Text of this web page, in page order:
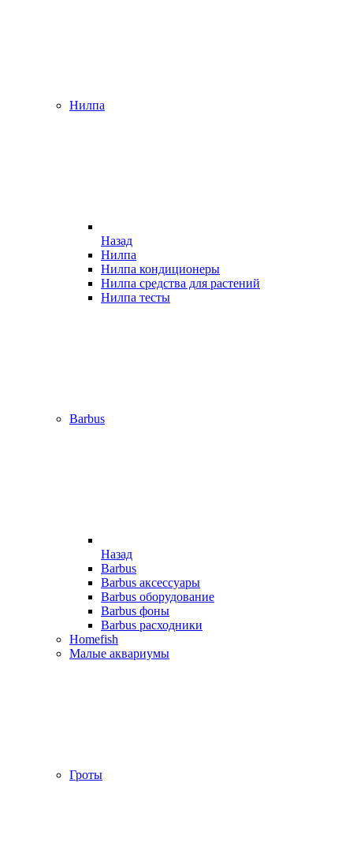
Нилпа
Назад
Нилпа
Нилпа кондиционеры
Нилпа средства для растений
Нилпа тесты
Barbus
Назад
Barbus
Barbus аксессуары
Barbus оборудование
Barbus фоны
Barbus расходники
Homefish
Малые аквариумы
Гроты